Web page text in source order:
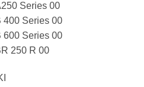
Series 00
400 Series 00
600 Series 00
250 R 00